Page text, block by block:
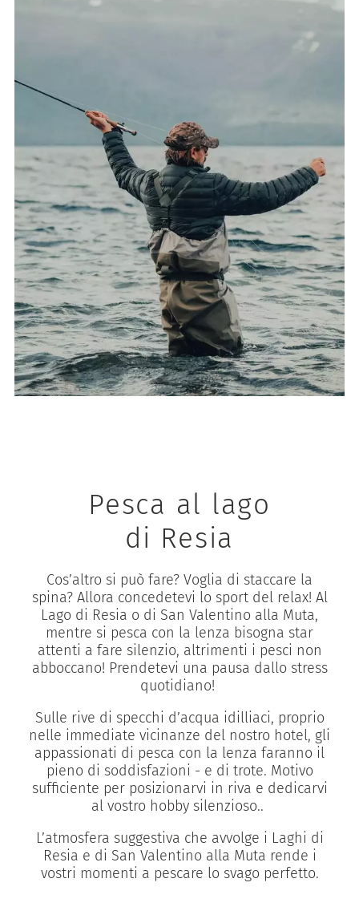
Pesca al lago
di Resia
Cos’altro si può fare? Voglia di staccare la
spina? Allora concedetevi lo sport del relax! Al
Lago di Resia o di San Valentino alla Muta,
mentre si pesca con la lenza bisogna star
attenti a fare silenzio, altrimenti i pesci non
abboccano! Prendetevi una pausa dallo stress
quotidiano!
Sulle rive di specchi d’acqua idilliaci, proprio
nelle immediate vicinanze del nostro hotel, gli
appassionati di pesca con la lenza faranno il
pieno di soddisfazioni - e di trote. Motivo
sufficiente per posizionarvi in riva e dedicarvi
al vostro hobby silenzioso..
L’atmosfera suggestiva che avvolge i Laghi di
Resia e di San Valentino alla Muta rende i
vostri momenti a pescare lo svago perfetto.